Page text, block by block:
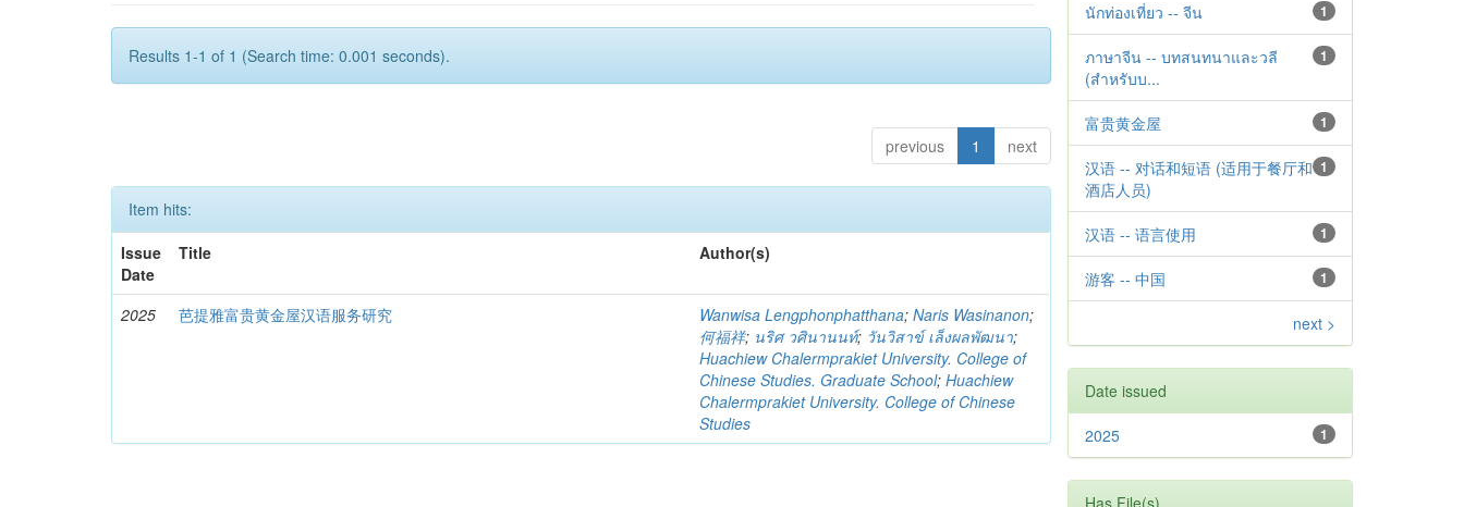
Results 1-1 of 1 (Search time: 0.001 seconds).
previous 1 next
Item hits:
Issue
Date
Title Author(s)
2025 芭提雅富贵黄金屋汉语服务研究 Wanwisa Lengphonphatthana;Naris Wasinanon;
何福祥; นริศ วศินานนท์; วันวิสาข์ เล็งผลพัฒนา;
Huachiew Chalermprakiet University. College of
Chinese Studies. Graduate School;Huachiew
Chalermprakiet University. College of Chinese
Studies
1
นักท่องเที่ยว -- จีน
1
ภาษาจีน -- บทสนทนาและวลี
(สำหรับบ...
1
富贵黄金屋
1
汉语 -- 对话和短语 (适用于餐厅和
酒店人员)
1
汉语 -- 语言使用
1
游客 -- 中国
next >
Date issued
1
2025
Has File(s)